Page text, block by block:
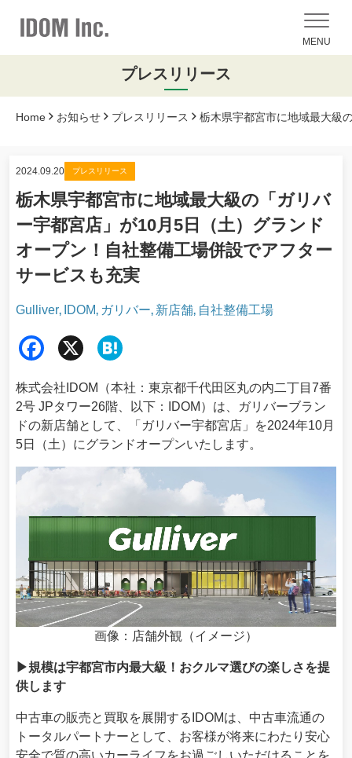
MENU
プレスリリース
Home お知らせ プレスリリース 栃木県宇都宮市に地域最大級
2024.09.20 プレスリリース
栃木県宇都宮市に地域最大級の「ガリバ
ー宇都宮店」が10月5日（土）グランド
オープン！自社整備工場併設でアフター
サービスも充実
Gulliver, IDOM, ガリバー, 新店舗, 自社整備工場
Fac
ok
株式会社IDOM（本社：東京都千代田区丸の内二丁目7番
2号 JPタワー26階、以下：IDOM）は、ガリバーブラン
ドの新店舗として、「ガリバー宇都宮店」を2024年10月
5日（土）にグランドオープンいたします。
画像：店舗外観（イメージ）
▶規模は宇都宮市内最大級！おクルマ選びの楽しさを提
供します
中古車の販売と買取を展開するIDOMは、中古車流通の
トータルパートナーとして、お客様が将来にわたり安心
安全で質の高いカーライフをお過ごしいただけることを